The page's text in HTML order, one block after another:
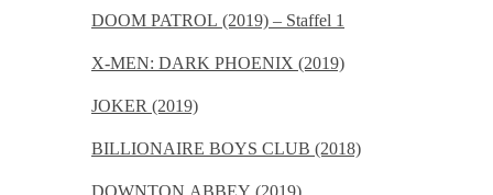
DOOM PATROL (2019) – Staffel 1
X-MEN: DARK PHOENIX (2019)
JOKER (2019)
BILLIONAIRE BOYS CLUB (2018)
DOWNTON ABBEY (2019)